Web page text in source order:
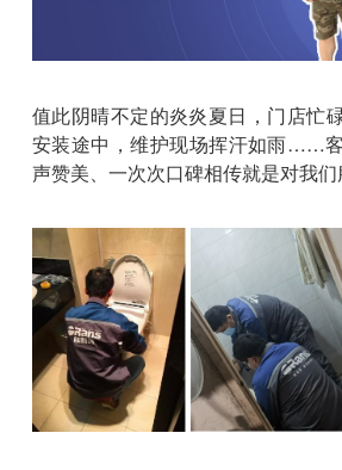
值此阴晴不定的炎炎夏日，门店忙
安装途中，维护现场挥汗如雨……
声赞美、一次次口碑相传就是对我们